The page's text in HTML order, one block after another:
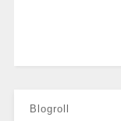
Blogroll